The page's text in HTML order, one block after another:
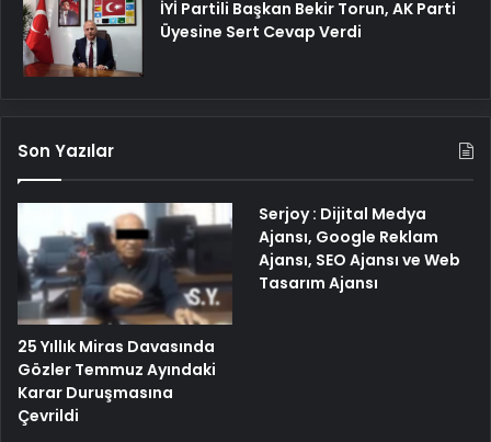
İYİ Partili Başkan Bekir Torun, AK Parti
Üyesine Sert Cevap Verdi
Son Yazılar
25 Yıllık Miras Davasında
Gözler Temmuz Ayındaki
Karar Duruşmasına
Çevrildi
Serjoy : Dijital Medya
Ajansı, Google Reklam
Ajansı, SEO Ajansı ve Web
Tasarım Ajansı